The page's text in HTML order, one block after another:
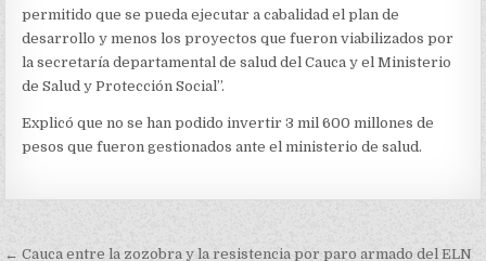
permitido que se pueda ejecutar a cabalidad el plan de
desarrollo y menos los proyectos que fueron viabilizados por
la secretaría departamental de salud del Cauca y el Ministerio
de Salud y Protección Social”.
Explicó que no se han podido invertir 3 mil 600 millones de
pesos que fueron gestionados ante el ministerio de salud.
← Cauca entre la zozobra y la resistencia por paro armado del ELN